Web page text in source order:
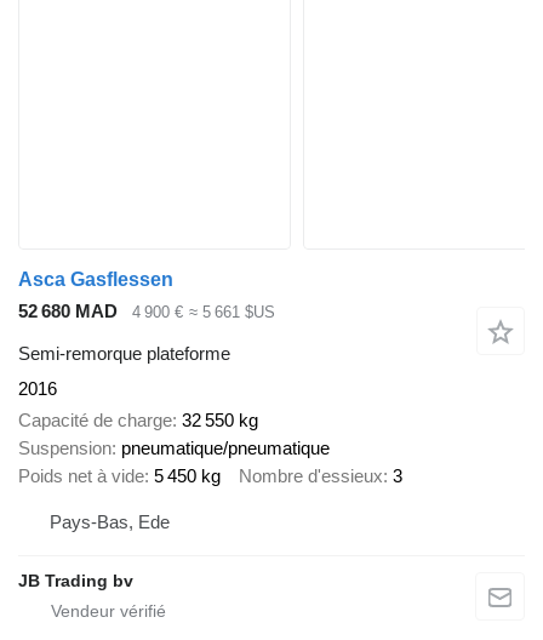
Asca Gasflessen
52 680 MAD
4 900 € ≈ 5 661 $US
Semi-remorque plateforme
2016
Capacité de charge 32 550 kg
Suspension pneumatique/pneumatique
Poids net à vide 5 450 kg Nombre d'essieux 3
Pays-Bas, Ede
JB Trading bv